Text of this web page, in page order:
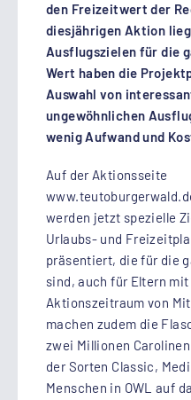
den Freizeitwert der
diesjährigen Aktion
Ausflugszielen für die
Wert haben die
Auswahl von
ungewöhnlichen
wenig Aufwand und
Auf der Aktionsseite
werden jetzt spezielle
Urlaubs- und
präsentiert, die für die
sind, auch für Eltern
Aktionszeitraum von
machen zudem die
zwei Millionen
der Sorten Classic,
Menschen in OWL auf